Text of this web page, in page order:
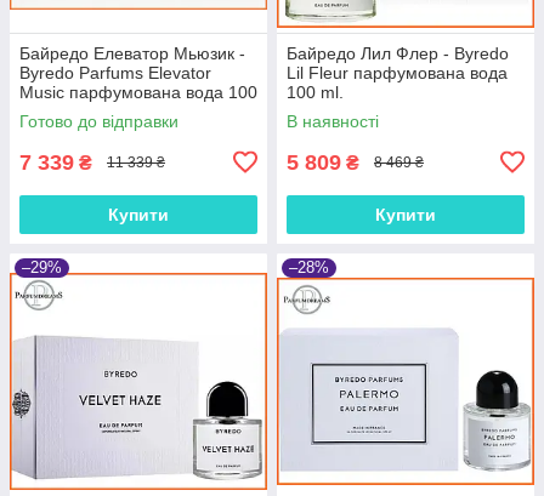
Байредо Елеватор Мьюзик -
Byredo Parfums Elevator
Music парфумована вода 100
ml.
Готово до відправки
7 339 ₴ 11 339 ₴
Купити
Байредо Лил Флер - Byredo
Lil Fleur парфумована вода
100 ml.
В наявності
5 809 ₴ 8 469 ₴
Купити
–29% –28%